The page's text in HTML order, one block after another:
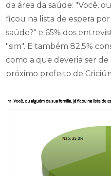
da área da saúde: "Você,
ficou na lista de espera
saúde?" e 65% dos
"sim". E também 82,5%
como a que deveria ser
próximo prefeito de